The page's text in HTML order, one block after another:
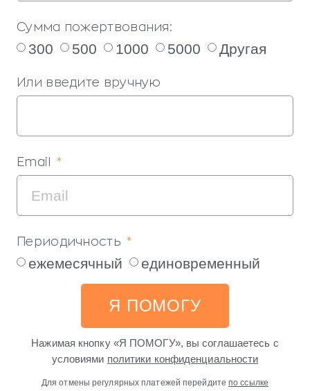
Сумма пожертвования:
300 500 1000 5000 Другая
Или введите вручную
Email
Периодичность
ежемесячный единовременный
Я ПОМОГУ
Нажимая кнопку «Я ПОМОГУ», вы соглашаетесь с
условиями политики конфиденциальности
Для отмены регулярных платежей перейдитепо ссылке